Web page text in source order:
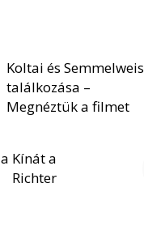
Koltai és Semmelweis
találkozása –
Megnéztük a filmet
Kínát a
Richter